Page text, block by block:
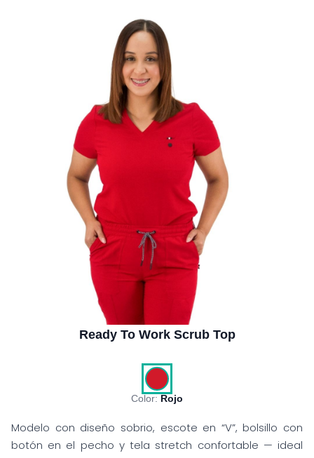
Ready To Work Scrub Top
Color: Rojo
Modelo con diseño sobrio, escote en “V”, bolsillo con
botón en el pecho y tela stretch confortable — ideal